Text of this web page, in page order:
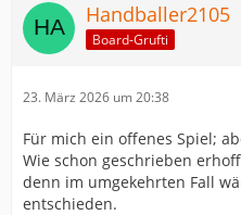
Handballer2105
Board-Grufti
23. März 2026 um 20:38
Für mich ein offenes Spiel;
Wie schon geschrieben
denn im umgekehrten Fall
entschieden.